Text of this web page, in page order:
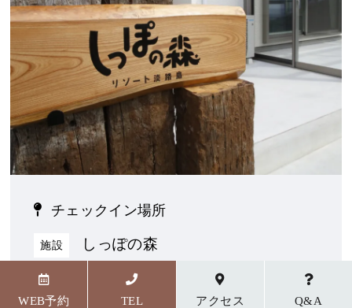
チェックイン場所
施設 しっぽの森
〒656-1727 兵庫県淡路市野島貴船23番地5
WEB予約
TEL アクセス Q&A